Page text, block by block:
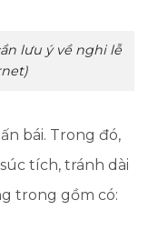
lưu ý về nghi lễ
bái. Trong đó,
tích, tránh dài
trong gồm có: